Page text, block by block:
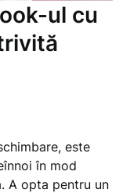
ul cu
este
în mod
A opta pentru un